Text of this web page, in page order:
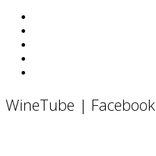
WineTube | Facebook